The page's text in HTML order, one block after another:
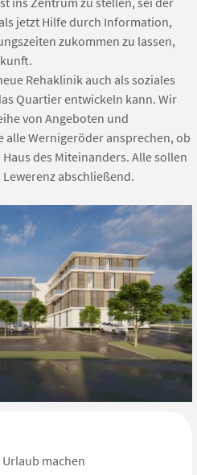
jetzt Hilfe durch Information,
zukommen zu lassen,
Rehaklinik auch als soziales
Quartier entwickeln kann. Wir
von Angeboten und
alle Wernigeröder ansprechen, ob
des Miteinanders. Alle sollen
abschließend.
Urlaub machen